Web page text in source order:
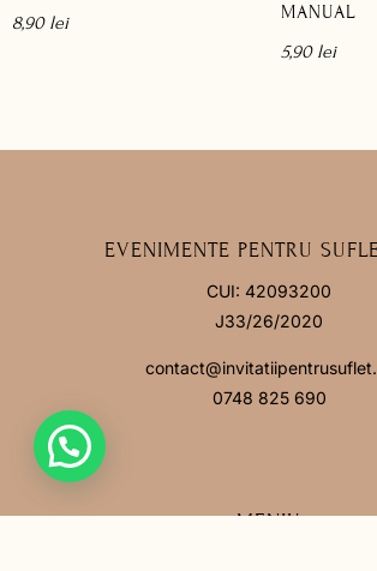
8,90 lei
MANUAL
5,90 lei
EVENIMENTE PENTRU
CUI: 42093200
J33/26/2020
0748 825 690
MENIU